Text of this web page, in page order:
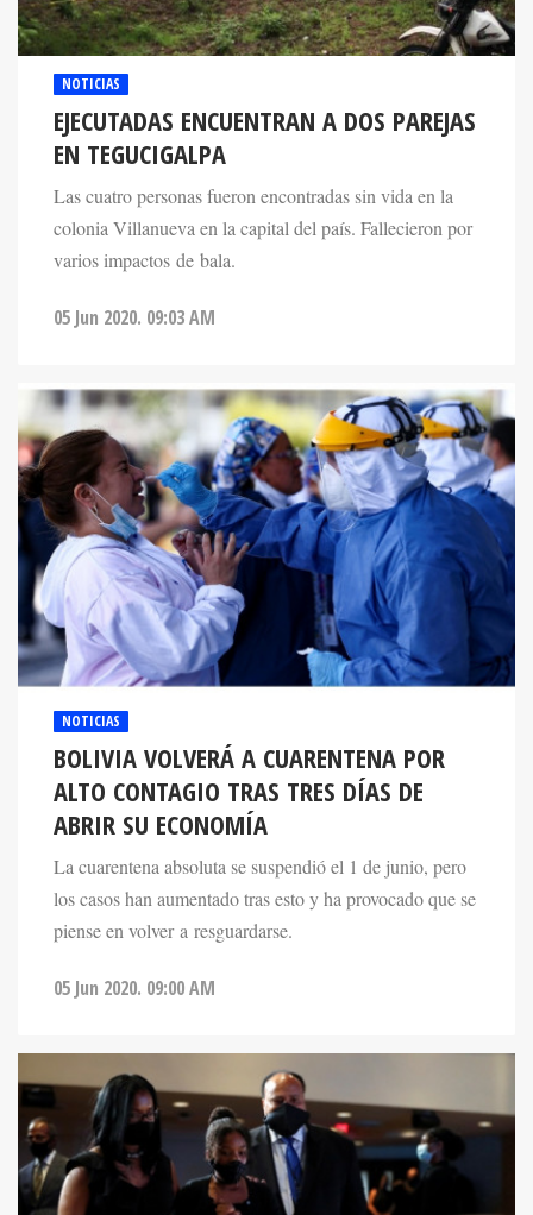
NOTICIAS
EJECUTADAS ENCUENTRAN A DOS PAREJAS
EN TEGUCIGALPA
Las cuatro personas fueron encontradas sin vida en la
colonia Villanueva en la capital del país. Fallecieron por
varios impactos de bala.
05 Jun 2020. 09:03 AM
NOTICIAS
BOLIVIA VOLVERÁ A CUARENTENA POR
ALTO CONTAGIO TRAS TRES DÍAS DE
ABRIR SU ECONOMÍA
La cuarentena absoluta se suspendió el 1 de junio, pero
los casos han aumentado tras esto y ha provocado que se
piense en volver a resguardarse.
05 Jun 2020. 09:00 AM